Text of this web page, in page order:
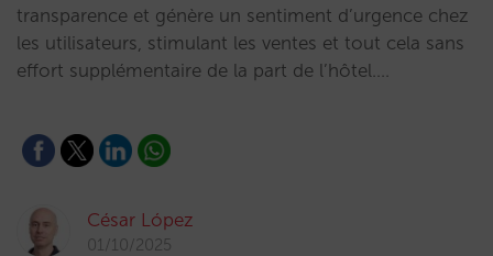
transparence et génère un sentiment d’urgence chez
les utilisateurs, stimulant les ventes et tout cela sans
effort supplémentaire de la part de l’hôtel.…
César López
01/10/2025